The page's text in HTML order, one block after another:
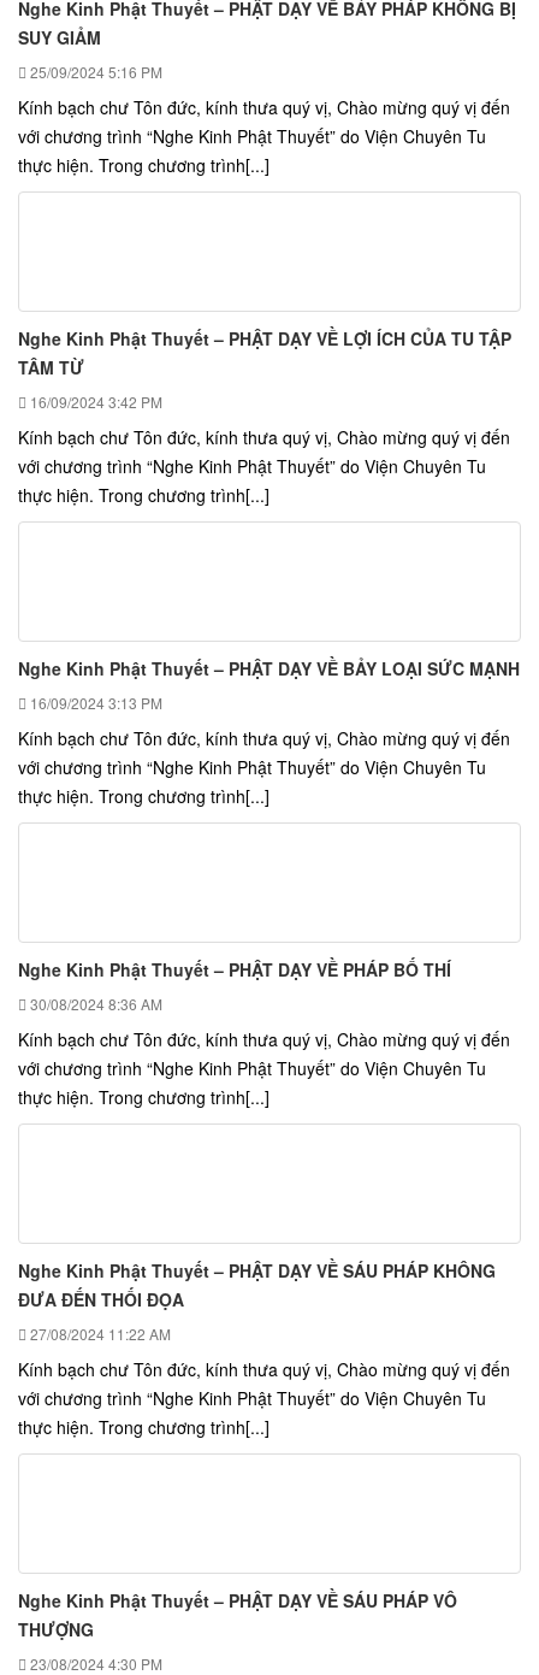
Nghe Kinh Phật Thuyết – PHẬT DẠY VỀ BẢY PHÁP KHÔNG BỊ
SUY GIẢM
25/09/20245:16 PM
Kính bạch chư Tôn đức, kính thưa quý vị, Chào mừng quý vị đến
với chương trình “Nghe Kinh Phật Thuyết” do Viện Chuyên Tu
thực hiện. Trong chương trình[...]
Nghe Kinh Phật Thuyết – PHẬT DẠY VỀ LỢI ÍCH CỦA TU TẬP
TÂM TỪ
16/09/20243:42 PM
Kính bạch chư Tôn đức, kính thưa quý vị, Chào mừng quý vị đến
với chương trình “Nghe Kinh Phật Thuyết” do Viện Chuyên Tu
thực hiện. Trong chương trình[...]
Nghe Kinh Phật Thuyết – PHẬT DẠY VỀ BẢY LOẠI SỨC MẠNH
16/09/20243:13 PM
Kính bạch chư Tôn đức, kính thưa quý vị, Chào mừng quý vị đến
với chương trình “Nghe Kinh Phật Thuyết” do Viện Chuyên Tu
thực hiện. Trong chương trình[...]
Nghe Kinh Phật Thuyết – PHẬT DẠY VỀ PHÁP BỐ THÍ
30/08/20248:36 AM
Kính bạch chư Tôn đức, kính thưa quý vị, Chào mừng quý vị đến
với chương trình “Nghe Kinh Phật Thuyết” do Viện Chuyên Tu
thực hiện. Trong chương trình[...]
Nghe Kinh Phật Thuyết – PHẬT DẠY VỀ SÁU PHÁP KHÔNG
ĐƯA ĐẾN THỐI ĐỌA
27/08/2024 11:22 AM
Kính bạch chư Tôn đức, kính thưa quý vị, Chào mừng quý vị đến
với chương trình “Nghe Kinh Phật Thuyết” do Viện Chuyên Tu
thực hiện. Trong chương trình[...]
Nghe Kinh Phật Thuyết – PHẬT DẠY VỀ SÁU PHÁP VÔ
THƯỢNG
23/08/20244:30 PM